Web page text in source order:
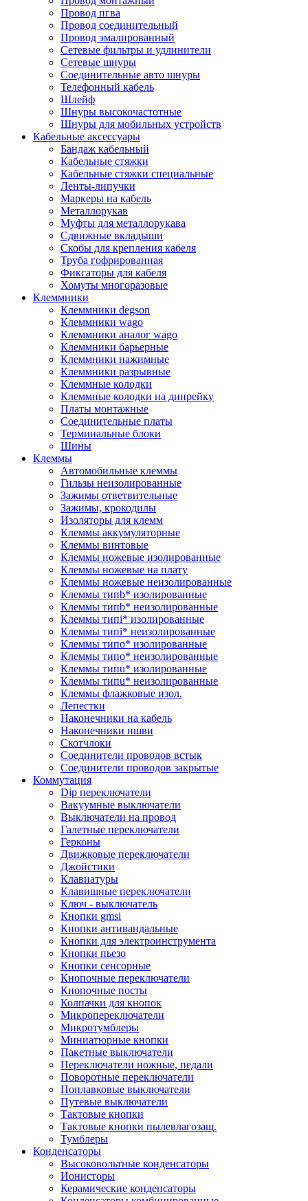
Провод пгва
Провод соединительный
Провод эмалированный
Сетевые фильтры и удлинители
Сетевые шнуры
Соединительные авто шнуры
Телефонный кабель
Шлейф
Шнуры высокочастотные
Шнуры для мобильных устройств
Кабельные аксессуары
Бандаж кабельный
Кабельные стяжки
Кабельные стяжки специальные
Ленты-липучки
Маркеры на кабель
Металлорукав
Муфты для металлорукава
Сдвижные вкладыши
Скобы для крепления кабеля
Труба гофрированная
Фиксаторы для кабеля
Хомуты многоразовые
Клеммники
Клеммники degson
Клеммники wago
Клеммники аналог wago
Клеммники барьерные
Клеммники нажимные
Клеммники разрывные
Клеммные колодки
Клеммные колодки на динрейку
Платы монтажные
Соединительные платы
Терминальные блоки
Шины
Клеммы
Автомобильные клеммы
Гильзы неизолированные
Зажимы ответвительные
Зажимы, крокодилы
Изоляторы для клемм
Клеммы аккумуляторные
Клеммы винтовые
Клеммы ножевые изолированные
Клеммы ножевые на плату
Клеммы ножевые неизолированные
Клеммы типb* изолированные
Клеммы типb* неизолированные
Клеммы типi* изолированные
Клеммы типi* неизолированные
Клеммы типo* изолированные
Клеммы типo* неизолированные
Клеммы типu* изолированные
Клеммы типu* неизолированные
Клеммы флажковые изол.
Лепестки
Наконечники на кабель
Наконечники ншви
Скотчлоки
Соединители проводов встык
Соединители проводов закрытые
Коммутация
Dip переключатели
Вакуумные выключатели
Выключатели на провод
Галетные переключатели
Герконы
Движковые переключатели
Джойстики
Клавиатуры
Клавишные переключатели
Ключ - выключатель
Кнопки gmsi
Кнопки антивандальные
Кнопки для электроинструмента
Кнопки пьезо
Кнопки сенсорные
Кнопочные переключатели
Кнопочные посты
Колпачки для кнопок
Микропереключатели
Микротумблеры
Миниатюрные кнопки
Пакетные выключатели
Переключатели ножные, педали
Поворотные переключатели
Поплавковые выключатели
Путевые выключатели
Тактовые кнопки
Тактовые кнопки пылевлагозащ.
Тумблеры
Конденсаторы
Высоковольтные конденсаторы
Ионисторы
Керамические конденсаторы